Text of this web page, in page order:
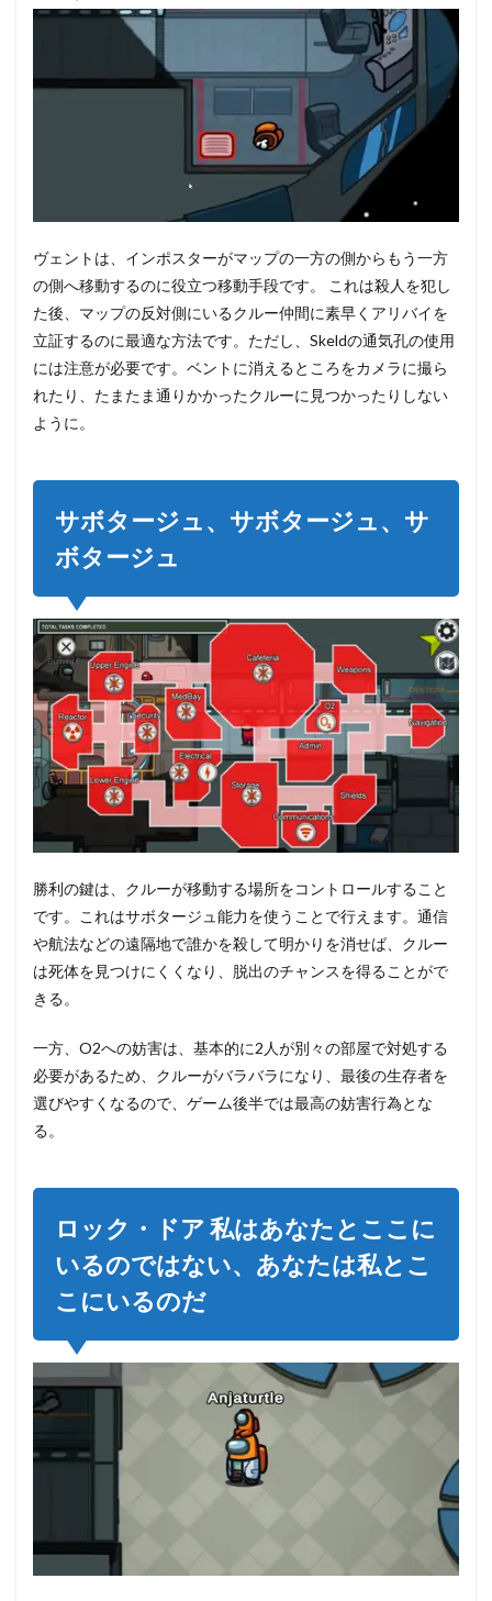
ヴェントは、インポスターがマップの一方の側からもう一方
の側へ移動するのに役立つ移動手段です。 これは殺人を犯し
た後、マップの反対側にいるクルー仲間に素早くアリバイを
立証するのに最適な方法です。ただし、Skeldの通気孔の使用
には注意が必要です。ベントに消えるところをカメラに撮ら
れたり、たまたま通りかかったクルーに見つかったりしない
ように。
サボタージュ、サボタージュ、サ
ボタージュ
勝利の鍵は、クルーが移動する場所をコントロールすること
です。これはサボタージュ能力を使うことで行えます。通信
や航法などの遠隔地で誰かを殺して明かりを消せば、クルー
は死体を見つけにくくなり、脱出のチャンスを得ることがで
きる。
一方、O2への妨害は、基本的に2人が別々の部屋で対処する
必要があるため、クルーがバラバラになり、最後の生存者を
選びやすくなるので、ゲーム後半では最高の妨害行為とな
る。
ロック・ドア 私はあなたとここに
いるのではない、あなたは私とこ
こにいるのだ